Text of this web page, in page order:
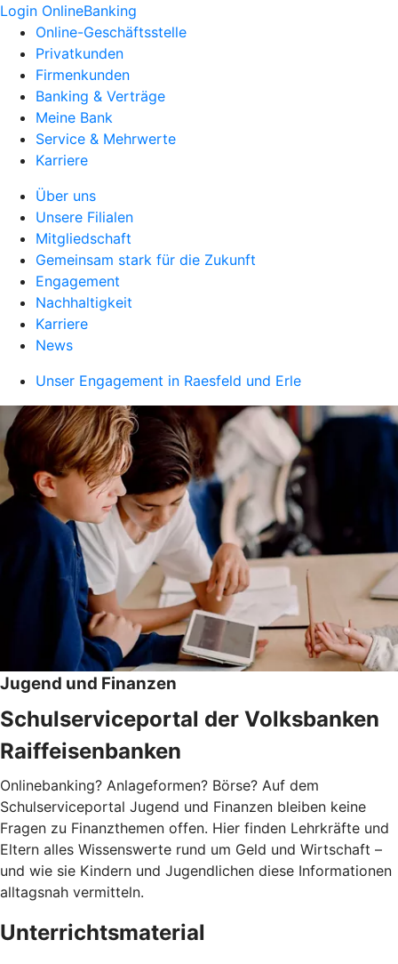
Login OnlineBanking
Online-Geschäftsstelle
Privatkunden
Firmenkunden
Banking & Verträge
Meine Bank
Service & Mehrwerte
Karriere
Über uns
Unsere Filialen
Mitgliedschaft
Gemeinsam stark für die Zukunft
Engagement
Nachhaltigkeit
Karriere
News
Unser Engagement in Raesfeld und Erle
Jugend und Finanzen
Schulserviceportal der Volksbanken
Raiffeisenbanken
Onlinebanking? Anlageformen? Börse? Auf dem
Schulserviceportal Jugend und Finanzen bleiben keine
Fragen zu Finanzthemen offen. Hier finden Lehrkräfte und
Eltern alles Wissenswerte rund um Geld und Wirtschaft –
und wie sie Kindern und Jugendlichen diese Informationen
alltagsnah vermitteln.
Unterrichtsmaterial